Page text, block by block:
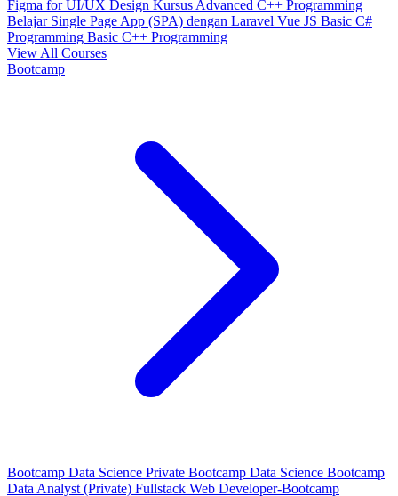
Figma for UI/UX Design Kursus Advanced C++ Programming
Belajar Single Page App (SPA) dengan Laravel Vue JS Basic C#
Programming Basic C++ Programming
View All Courses
Bootcamp
Bootcamp Data Science Private Bootcamp Data Science Bootcamp
Data Analyst (Private) Fullstack Web Developer-Bootcamp